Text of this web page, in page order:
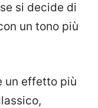
si decide di
un tono più
un effetto più